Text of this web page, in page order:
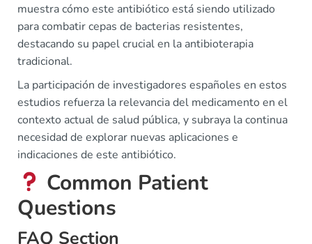
muestra cómo este antibiótico está siendo utilizado
para combatir cepas de bacterias resistentes,
destacando su papel crucial en la antibioterapia
tradicional.
La participación de investigadores españoles en estos
estudios refuerza la relevancia del medicamento en el
contexto actual de salud pública, y subraya la continua
necesidad de explorar nuevas aplicaciones e
indicaciones de este antibiótico.
Common Patient
Questions
FAQ Section